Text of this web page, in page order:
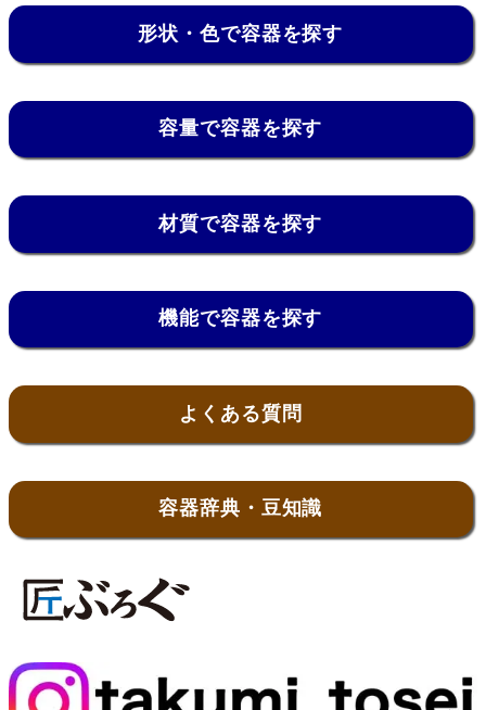
形状・色で容器を探す
容量で容器を探す
材質で容器を探す
機能で容器を探す
よくある質問
容器辞典・豆知識